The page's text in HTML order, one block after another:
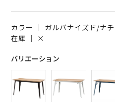
カラー ｜ ガルバナイズド/ナ
在庫 ｜ ×
バリエーション